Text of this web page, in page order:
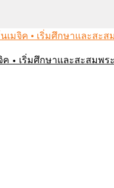
• เริ่มศึกษาและสะสมพระ